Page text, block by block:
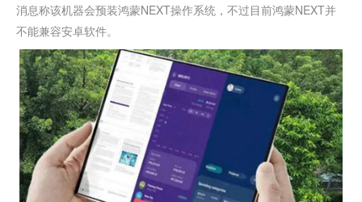
消息称该机器会预装鸿蒙NEXT操作系统，不过目前鸿蒙NEXT并
不能兼容安卓软件。